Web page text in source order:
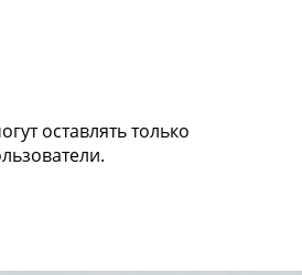
оставлять только